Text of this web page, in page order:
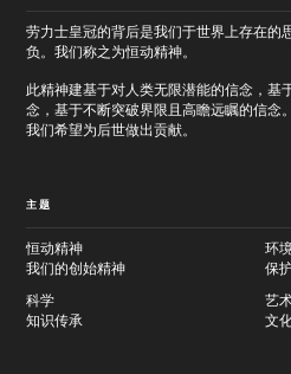
劳力士皇冠的背后是我们于世界上存在的
负。我们称之为恒动精神。
此精神建基于对人类无限潜能的信念，基
念，基于不断突破界限且高瞻远瞩的信念
我们希望为后世做出贡献。
主题
恒动精神
我们的创始精神
环
保
科学
知识传承
艺
文